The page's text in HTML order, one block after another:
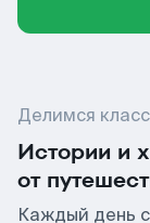
Делимся
Истории и
от
Каждый день